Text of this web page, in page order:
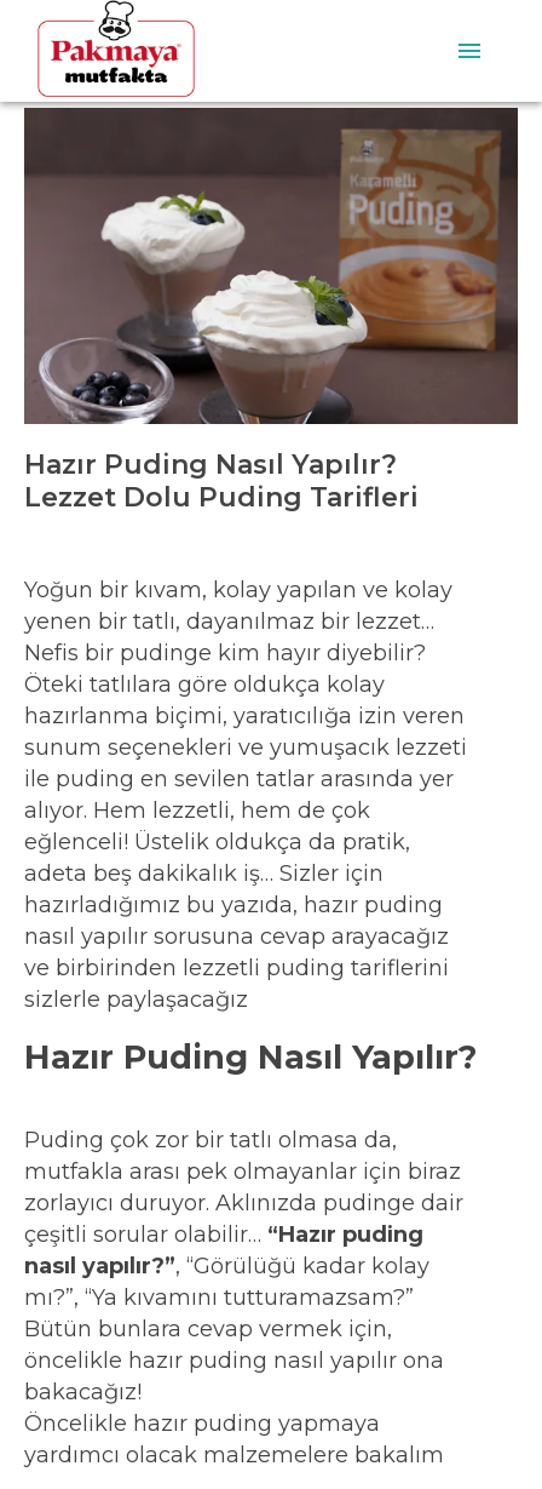
Hazır Puding Nasıl Yapılır?
Lezzet Dolu Puding Tarifleri
Yoğun bir kıvam, kolay yapılan ve kolay
yenen bir tatlı, dayanılmaz bir lezzet…
Nefis bir pudinge kim hayır diyebilir?
Öteki tatlılara göre oldukça kolay
hazırlanma biçimi, yaratıcılığa izin veren
sunum seçenekleri ve yumuşacık lezzeti
ile puding en sevilen tatlar arasında yer
alıyor. Hem lezzetli, hem de çok
eğlenceli! Üstelik oldukça da pratik,
adeta beş dakikalık iş… Sizler için
hazırladığımız bu yazıda, hazır puding
nasıl yapılır sorusuna cevap arayacağız
ve birbirinden lezzetli puding tariflerini
sizlerle paylaşacağız
Hazır Puding Nasıl Yapılır?
Puding çok zor bir tatlı olmasa da,
mutfakla arası pek olmayanlar için biraz
zorlayıcı duruyor. Aklınızda pudinge dair
çeşitli sorular olabilir… “Hazır puding
nasıl yapılır?”, “Görülüğü kadar kolay
mı?”, “Ya kıvamını tutturamazsam?”
Bütün bunlara cevap vermek için,
öncelikle hazır puding nasıl yapılır ona
bakacağız!
Öncelikle hazır puding yapmaya
yardımcı olacak malzemelere bakalım